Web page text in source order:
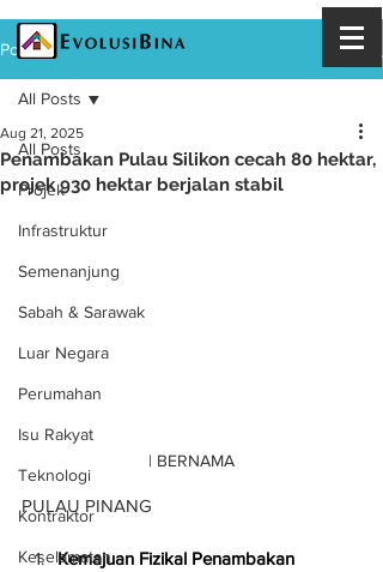
Post
All Posts
Projek
Infrastruktur
Semenanjung
Sabah & Sarawak
Luar Negara
Perumahan
Isu Rakyat
Teknologi
Kontraktor
Keselamatan
All Posts
Penambakan Pulau Silikon cecah 80 hektar,
projek 930 hektar berjalan stabil
Aug 21, 2025
| BERNAMA
PULAU PINANG
Kemajuan Fizikal Penambakan